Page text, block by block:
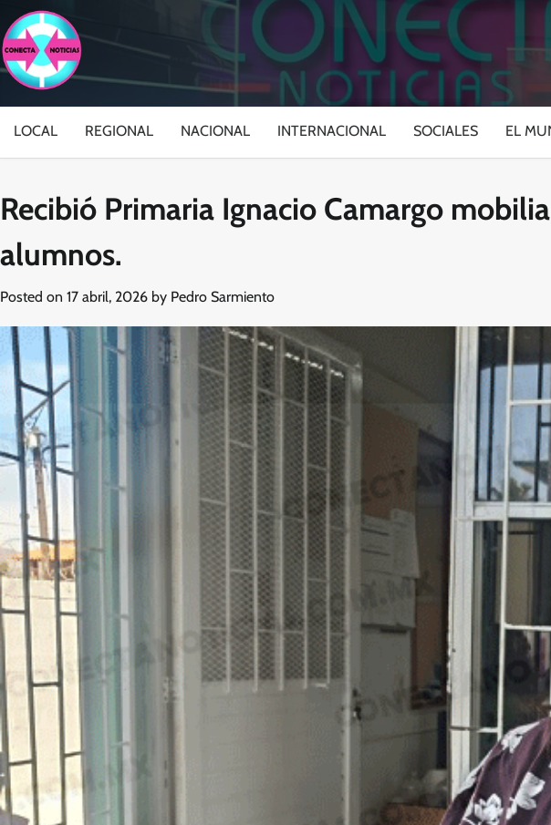
to
content
LOCAL REGIONAL NACIONAL INTERNACIONAL SOCIALES EL
Recibió Primaria Ignacio Camargo
alumnos.
Posted on 17 abril, 2026 by Pedro Sarmiento